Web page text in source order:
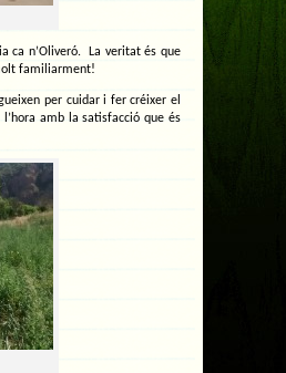
ca n’Oliveró. La veritat és que
familiarment!
per cuidar i fer créixer el
amb la satisfacció que és